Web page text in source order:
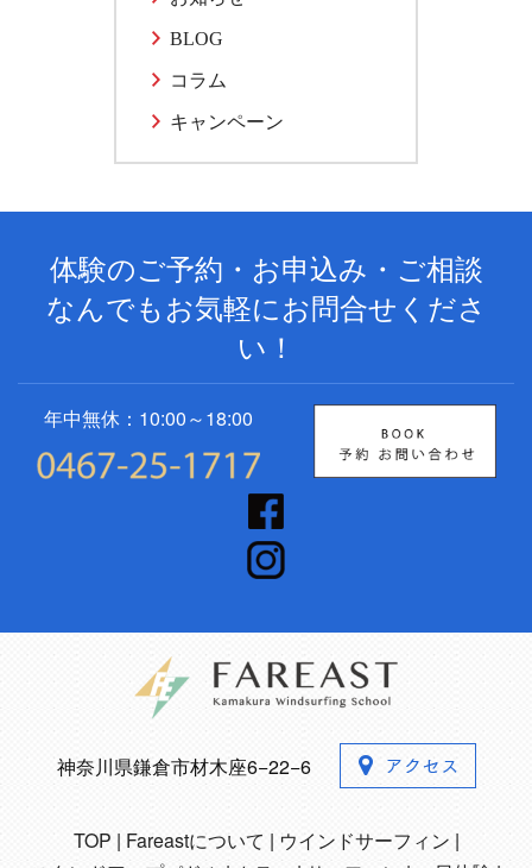
BLOG
コラム
キャンペーン
体験のご予約・お申込み・ご相談
なんでもお気軽にお問合せくださ
い！
年中無休：10:00～18:00
神奈川県鎌倉市材木座6−22−6
TOP Fareastについて
ウインドサーフィン